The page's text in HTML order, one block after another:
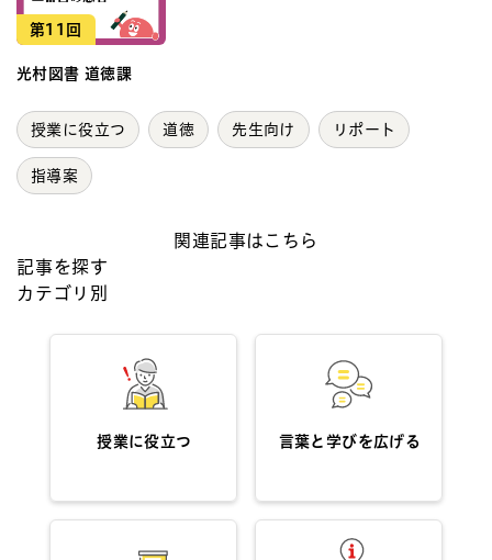
第11回
光村図書 道徳課
授業に役立つ 道徳 先生向け リポート
指導案
関連記事はこちら
記事を探す
カテゴリ別
授業に役立つ 言葉と学びを広げる